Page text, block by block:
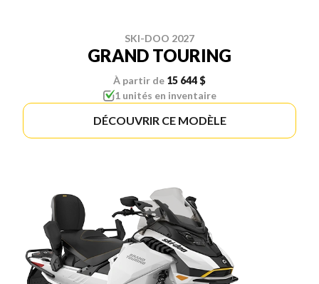
SKI-DOO 2027
GRAND TOURING
À partir de 15 644 $
1 unités en inventaire
DÉCOUVRIR CE MODÈLE